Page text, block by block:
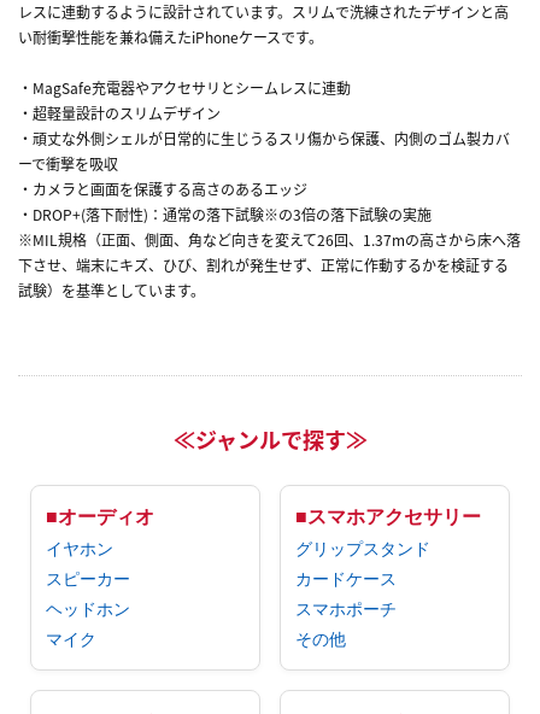
レスに連動するように設計されています。スリムで洗練されたデザインと高
い耐衝撃性能を兼ね備えたiPhoneケースです。
・MagSafe充電器やアクセサリとシームレスに連動
・超軽量設計のスリムデザイン
・頑丈な外側シェルが日常的に生じうるスリ傷から保護、内側のゴム製カバ
ーで衝撃を吸収
・カメラと画面を保護する高さのあるエッジ
・DROP+(落下耐性)：通常の落下試験※の3倍の落下試験の実施
※MIL規格（正面、側面、角など向きを変えて26回、1.37mの高さから床へ落
下させ、端末にキズ、ひび、割れが発生せず、正常に作動するかを検証する
試験）を基準としています。
≪ジャンルで探す≫
■オーディオ
イヤホン
スピーカー
ヘッドホン
マイク
■スマホアクセサリー
グリップスタンド
カードケース
スマホポーチ
その他